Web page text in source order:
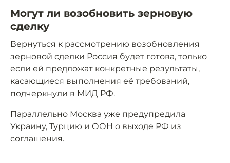
Могут ли возобновить зерновую
сделку
Вернуться к рассмотрению возобновления
зерновой сделки Россия будет готова, только
если ей предложат конкретные результаты,
касающиеся выполнения её требований,
подчеркнули в МИД РФ.
Параллельно Москва уже предупредила
Украину, Турцию и ООН о выходе РФ из
соглашения.